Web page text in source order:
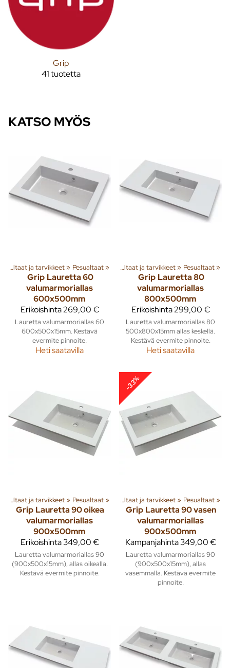
Grip
41 tuotetta
KATSO MYÖS
Pesualtaat ja tarvikkeet‪» Pesualtaat‪»
Grip Lauretta 60
valumarmoriallas
600x500mm
Erikoishinta269,00 €
Lauretta valumarmoriallas 60
600x500x15mm. Kestävä
evermite pinnoite.
Heti saatavilla
‪»Sisusta‪»Kylpyhuone ja wc‪» Pesualtaat ja tarvikkeet‪» Pesualtaat‪»
Grip Lauretta 80
valumarmoriallas
800x500mm
Erikoishinta299,00 €
Lauretta valumarmoriallas 80
500x800x15mm allas keskellä.
Kestävä evermite pinnoite.
Heti saatavilla
Pesualtaat ja tarvikkeet‪» Pesualtaat‪»
Grip Lauretta 90 oikea
valumarmoriallas
900x500mm
Erikoishinta349,00 €
Lauretta valumarmoriallas 90
(900x500x15mm), allas oikealla.
Kestävä evermite pinnoite.
-33%
‪»Sisusta‪»Kylpyhuone ja wc‪» Pesualtaat ja tarvikkeet‪» Pesualtaat‪»
Grip Lauretta 90 vasen
valumarmoriallas
900x500mm
Kampanjahinta349,00 €
Lauretta valumarmoriallas 90
(900x500x15mm), allas
vasemmalla. Kestävä evermite
pinnoite.